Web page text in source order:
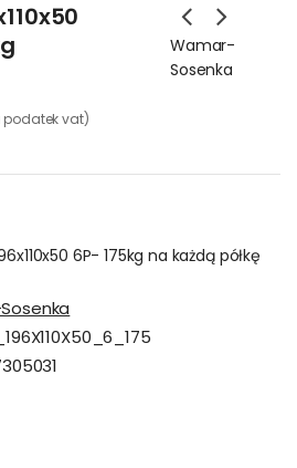
Wamar-
Sosenka
podatek vat)
6P- 175kg na każdą półkę